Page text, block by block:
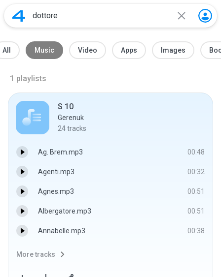
All Music Video Apps Images
1 playlists
S 10
Gerenuk
24tracks
Ag. Brem.mp3 00:48
Agenti.mp3 00:32
Agnes.mp3 00:51
Albergatore.mp3 00:51
Annabelle.mp3 00:38
More tracks